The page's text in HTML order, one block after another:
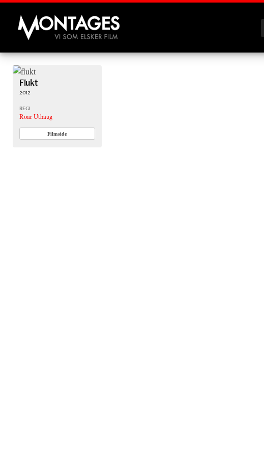
Montages
Flukt
2012
REGI
Roar Uthaug
Filmside